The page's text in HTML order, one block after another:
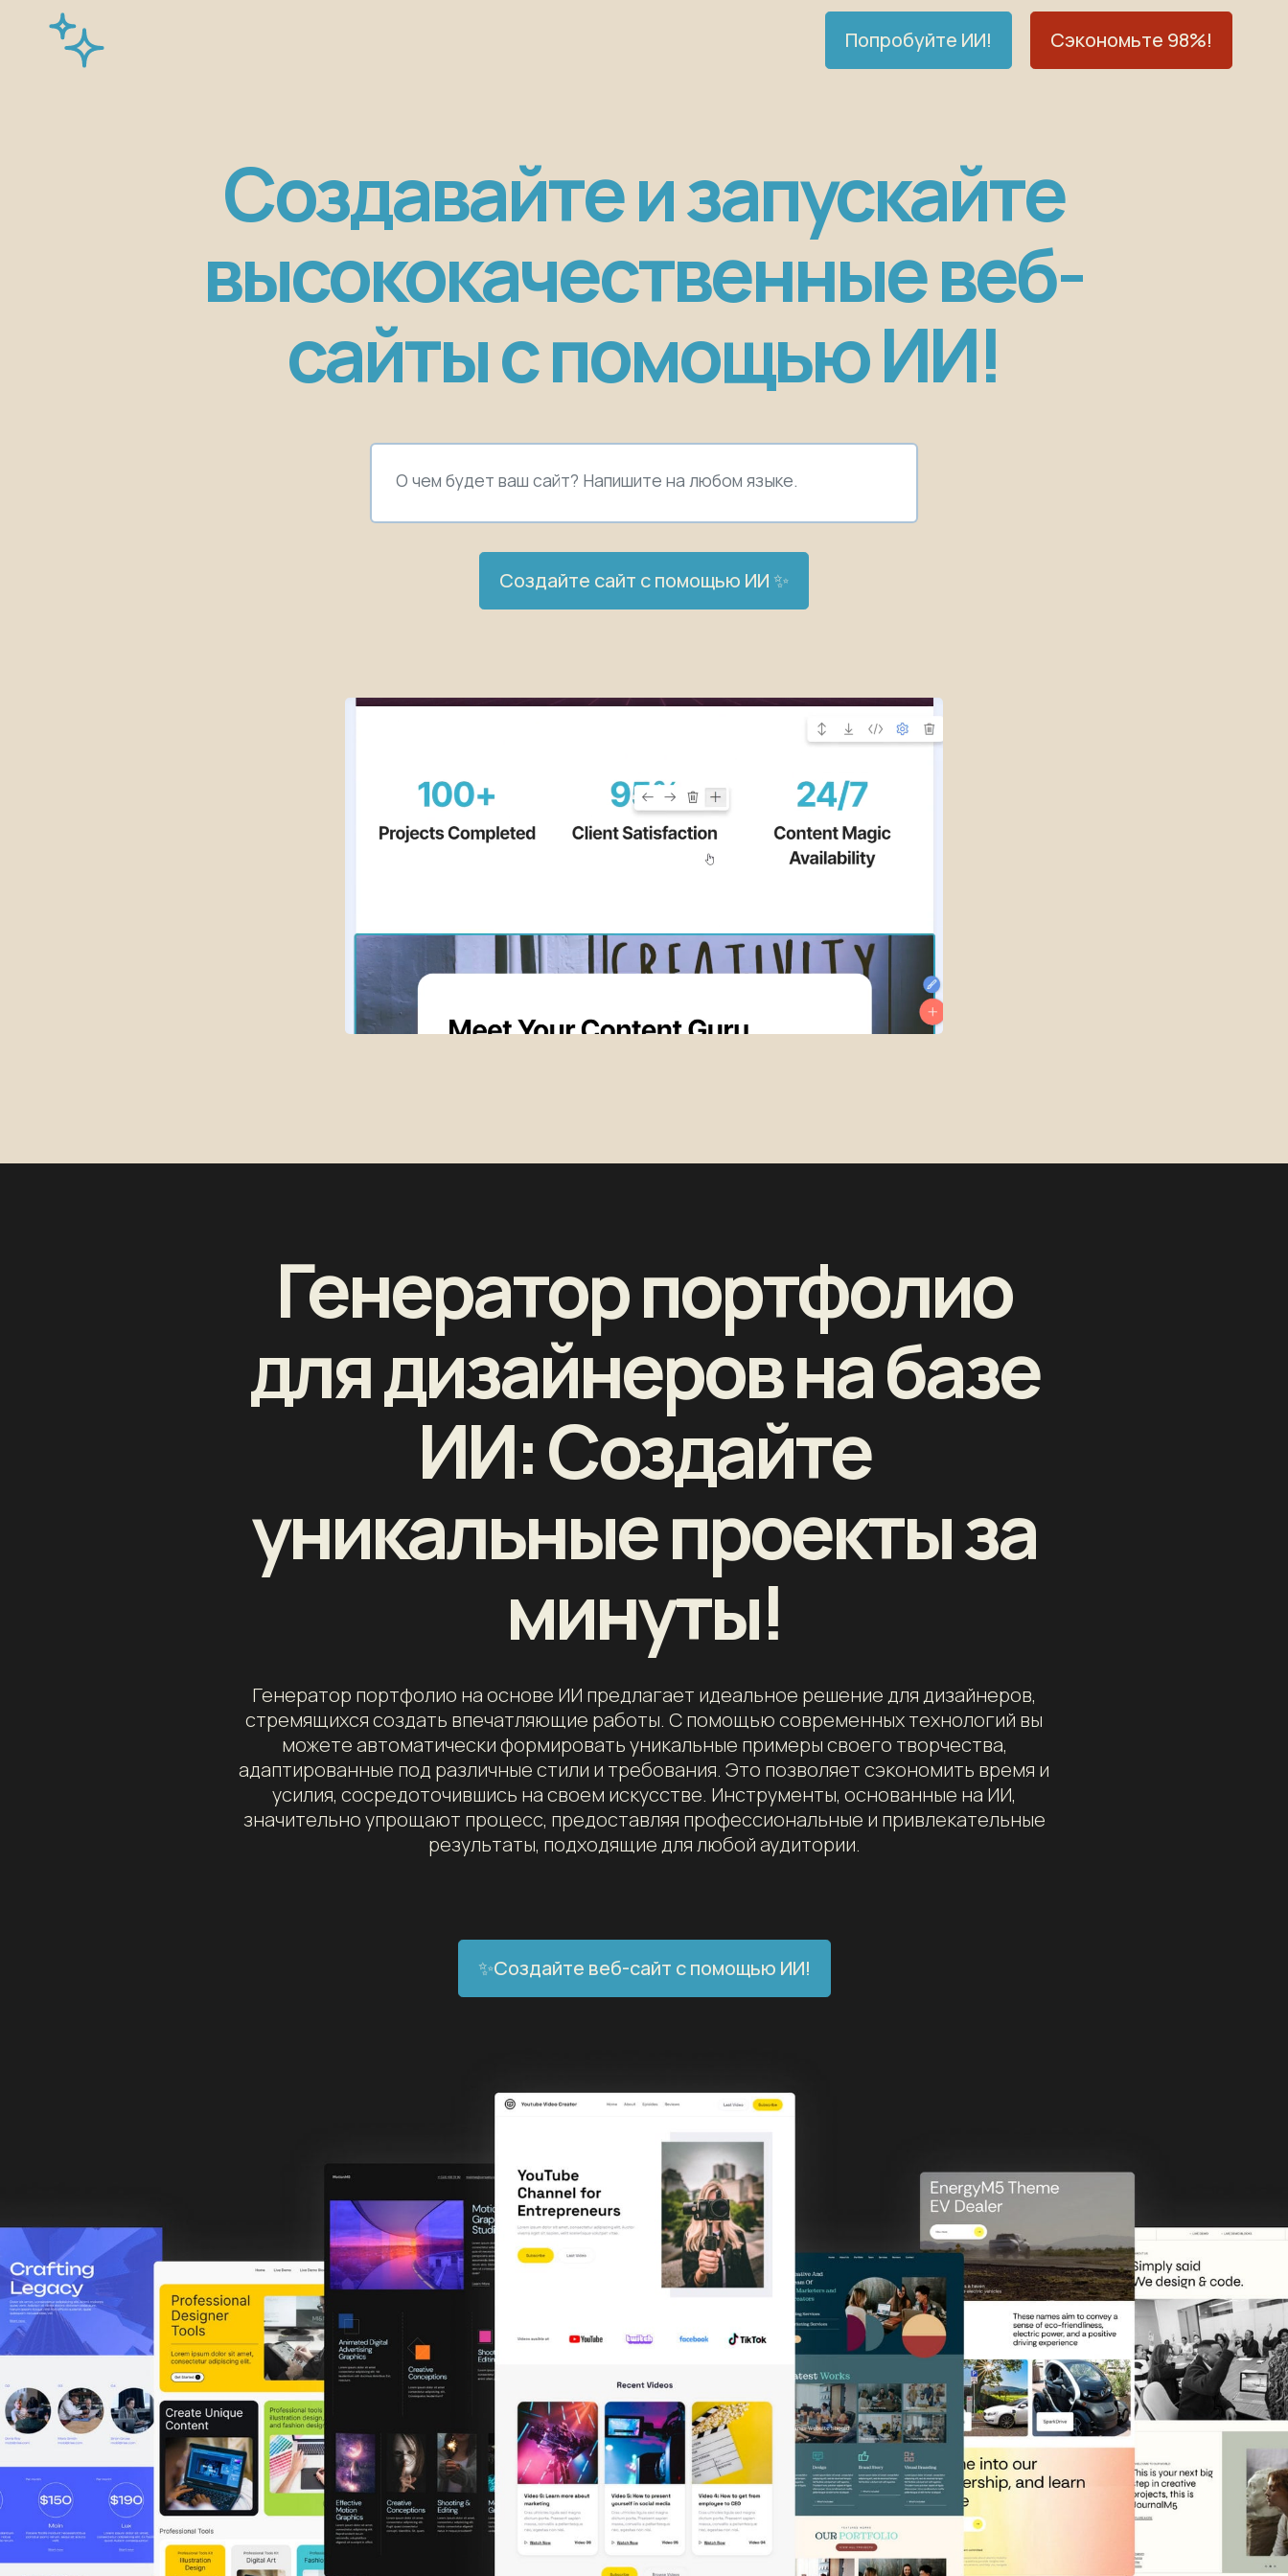
Попробуйте ИИ! Сэкономьте 98%!
Создавайте и запускайте
высококачественные веб-
сайты с помощью ИИ!
Создайте сайт с помощью ИИ ✨
Генератор портфолио
для дизайнеров на базе
ИИ: Создайте
уникальные проекты за
минуты!
Генератор портфолио на основе ИИ предлагает идеальное решение для дизайнеров,
стремящихся создать впечатляющие работы. С помощью современных технологий вы
можете автоматически формировать уникальные примеры своего творчества,
адаптированные под различные стили и требования. Это позволяет сэкономить время и
усилия, сосредоточившись на своем искусстве. Инструменты, основанные на ИИ,
значительно упрощают процесс, предоставляя профессиональные и привлекательные
результаты, подходящие для любой аудитории.
✨Создайте веб-сайт с помощью ИИ!